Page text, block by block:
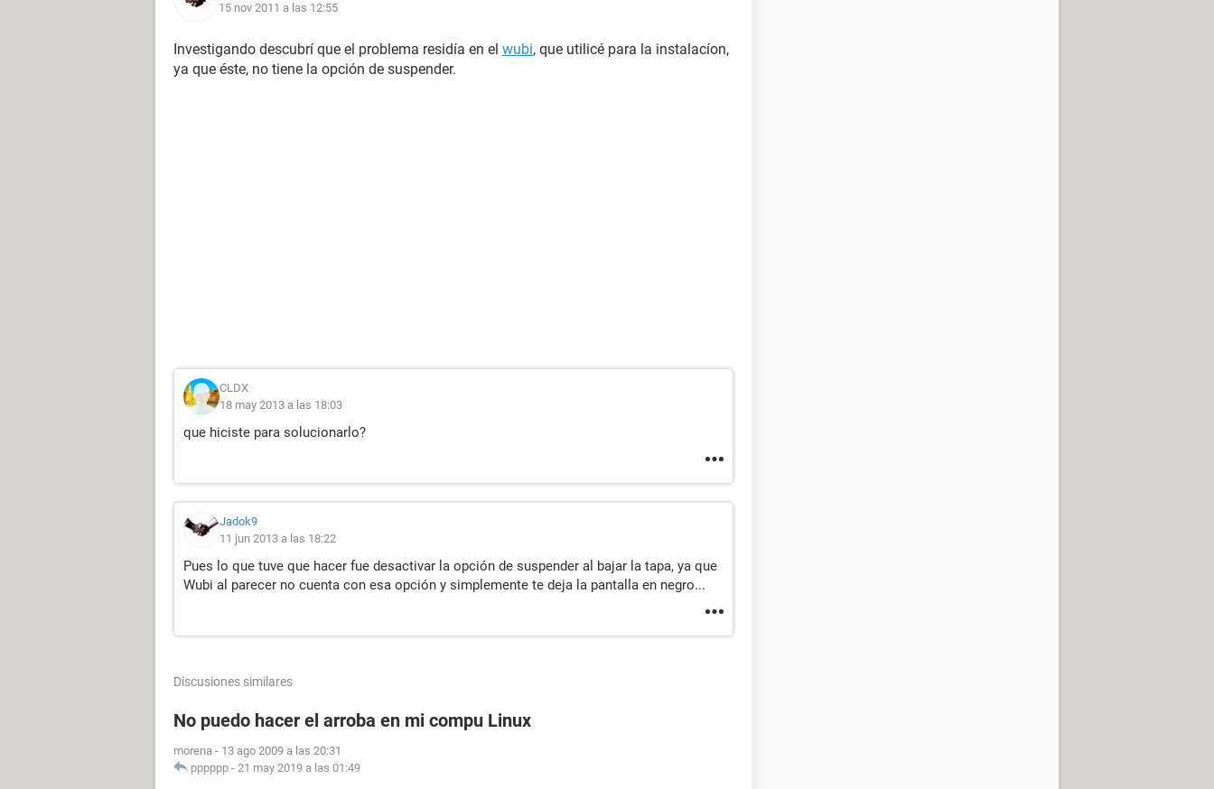
15 nov 2011 a las 12:55
Investigando descubrí que el problema residía en el wubi, que utilicé para la instalacíon,
ya que éste, no tiene la opción de suspender.
CLDX
18 may 2013 a las 18:03
que hiciste para solucionarlo?
Jadok9
11 jun 2013 a las 18:22
Pues lo que tuve que hacer fue desactivar la opción de suspender al bajar la tapa, ya que
Wubi al parecer no cuenta con esa opción y simplemente te deja la pantalla en negro...
Discusiones similares
No puedo hacer el arroba en mi compu Linux
morena - 13 ago 2009 a las 20:31
pppppp - 21 may 2019 a las 01:49